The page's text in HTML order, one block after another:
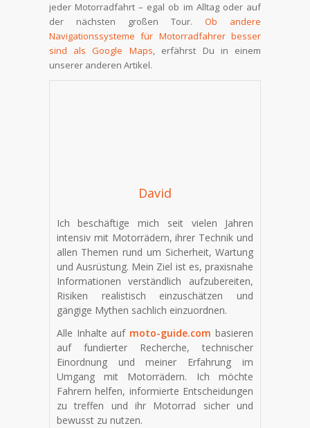
jeder Motorradfahrt – egal ob im Alltag oder auf
der nächsten großen Tour.Ob andere
Navigationssysteme für Motorradfahrer besser
sind als Google Maps, erfährst Du in einem
unserer anderen Artikel.
David
Ich beschäftige mich seit vielen Jahren
intensiv mit Motorrädern, ihrer Technik und
allen Themen rund um Sicherheit, Wartung
und Ausrüstung. Mein Ziel ist es, praxisnahe
Informationen verständlich aufzubereiten,
Risiken realistisch einzuschätzen und
gängige Mythen sachlich einzuordnen.
Alle Inhalte auf moto-guide.com basieren
auf fundierter Recherche, technischer
Einordnung und meiner Erfahrung im
Umgang mit Motorrädern. Ich möchte
Fahrern helfen, informierte Entscheidungen
zu treffen und ihr Motorrad sicher und
bewusst zu nutzen.